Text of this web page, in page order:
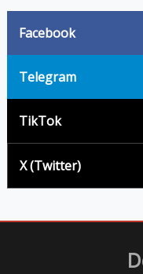
Facebook
Telegram
TikTok
X (Twitter)